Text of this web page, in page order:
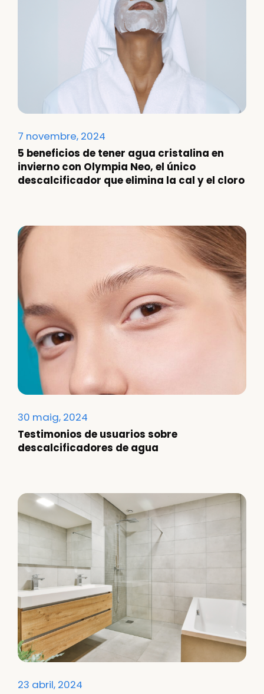
7 novembre, 2024
5 beneficios de tener agua cristalina en
invierno con Olympia Neo, el único
descalcificador que elimina la cal y el cloro
30 maig, 2024
Testimonios de usuarios sobre
descalcificadores de agua
23 abril, 2024